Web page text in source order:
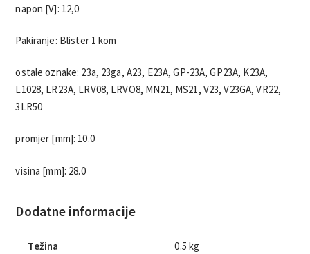
napon [V]: 12,0
Pakiranje: Blister 1 kom
ostale oznake: 23a, 23ga, A23, E23A, GP-23A, GP23A, K23A,
L1028, LR23A, LRV08, LRVO8, MN21, MS21, V23, V23GA, VR22,
3LR50
promjer [mm]: 10.0
visina [mm]: 28.0
Dodatne informacije
Težina 0.5 kg